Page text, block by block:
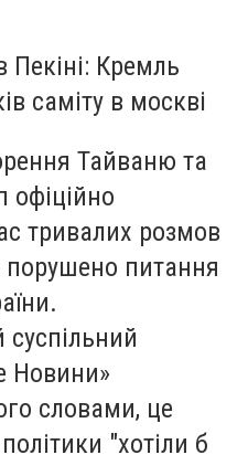
Пекіні: Кремль
саміту в москві
Тайваню та
офіційно
тривалих розмов
порушено питання
суспільний
Новини»
словами, це
"хотіли б